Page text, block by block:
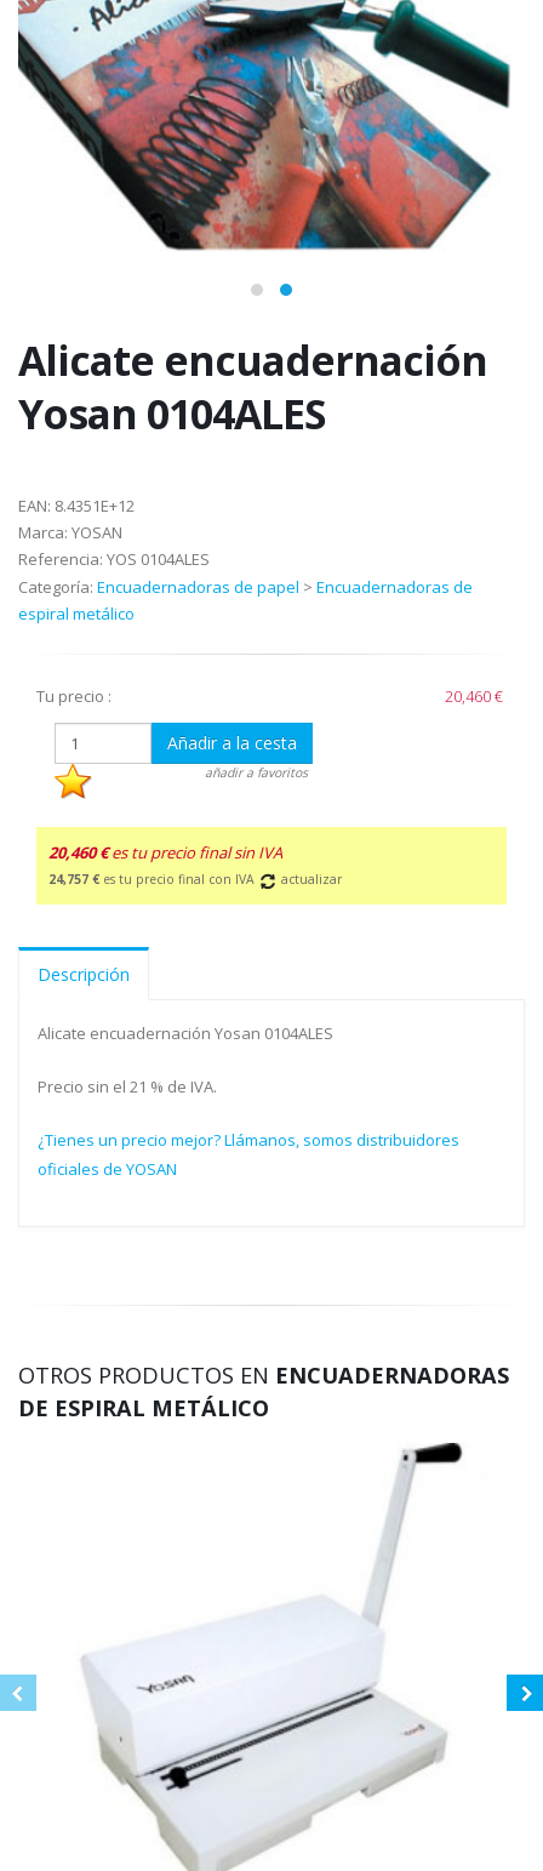
Alicate encuadernación
Yosan 0104ALES
EAN: 8.4351E+12
Marca: YOSAN
Referencia: YOS 0104ALES
Categoría: Encuadernadoras de papel > Encuadernadoras de
espiral metálico
Tu precio : 20,460 €
Añadir a la cesta
añadir a favoritos
20,460 € es tu precio final sin IVA
24,757 € es tu precio final con IVA actualizar
Descripción
Alicate encuadernación Yosan 0104ALES
Precio sin el 21 % de IVA.
¿Tienes un precio mejor? Llámanos, somos distribuidores
oficiales de YOSAN
OTROS PRODUCTOS EN ENCUADERNADORAS
DE ESPIRAL METÁLICO